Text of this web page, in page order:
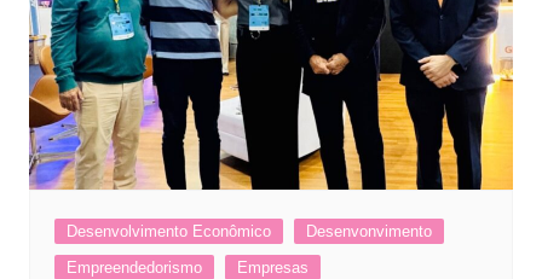
Desenvolvimento Econômico
Desenvonvimento
Empreendedorismo
Empresas